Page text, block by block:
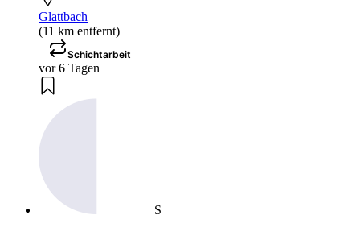
Glattbach
(11 km entfernt)
Schichtarbeit
vor 6 Tagen
S